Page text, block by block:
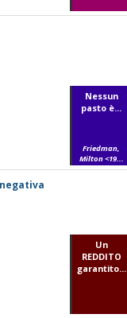
Nessun
pasto è...
Friedman,
Milton <19...
Un
REDDITO
garantito...